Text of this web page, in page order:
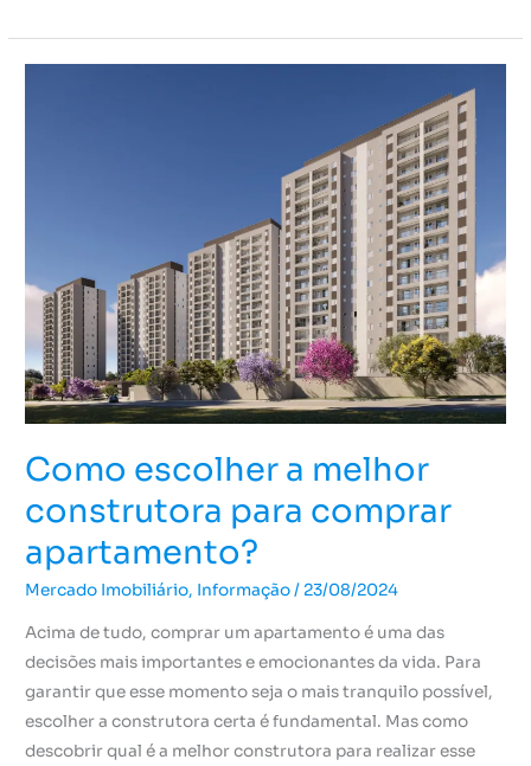
Como escolher a melhor
construtora para comprar
apartamento?
Mercado Imobiliário, Informação/ 23/08/2024
Acima de tudo, comprar um apartamento é uma das
decisões mais importantes e emocionantes da vida. Para
garantir que esse momento seja o mais tranquilo possível,
escolher a construtora certa é fundamental. Mas como
descobrir qual é a melhor construtora para realizar esse
apartamento?